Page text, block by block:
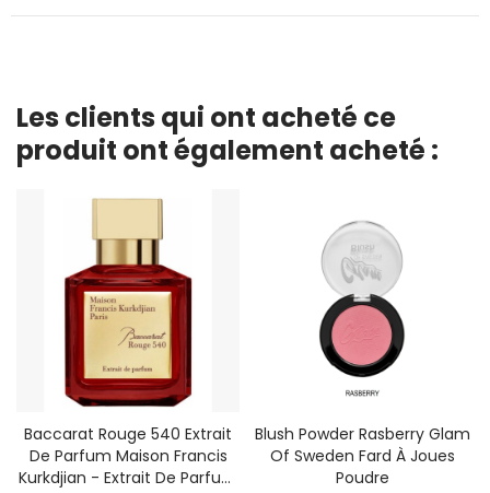
Les clients qui ont acheté ce
produit ont également acheté :
Baccarat Rouge 540 Extrait
De Parfum Maison Francis
Kurkdjian - Extrait De Parfum
Blush Powder Rasberry Glam
Of Sweden Fard À Joues
Poudre